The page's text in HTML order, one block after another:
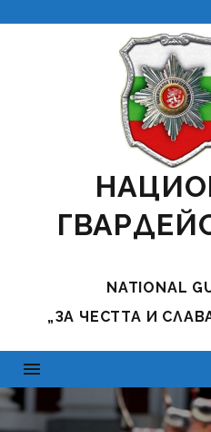
NATIONAL
„ЗА ЧЕСТТА И